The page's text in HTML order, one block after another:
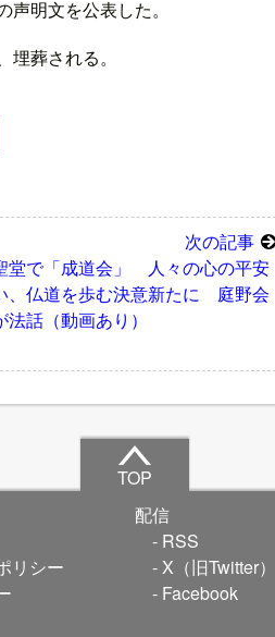
明文を公表した。
葬される。
次の記事
堂で「成道会」 人々の心の平安
、仏道を歩む決意新たに 庭野会
法話（動画あり）
TOP
リシー
配信
RSS
X（旧Twitter）
Facebook